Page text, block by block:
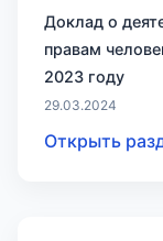
Доклад о
правам
2023 году
29.03.2024
Открыть